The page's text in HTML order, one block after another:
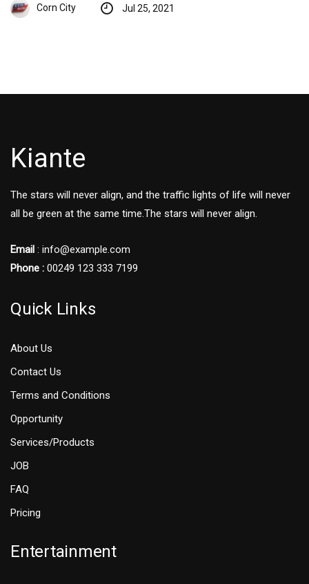
Corn City Jul 25, 2021
Kiante
The stars will never align, and the traffic lights of life will never
all be green at the same time.The stars will never align.
Email : info@example.com
Phone : 00249 123 333 7199
Quick Links
About Us
Contact Us
Terms and Conditions
Opportunity
Services/Products
JOB
FAQ
Pricing
Entertainment